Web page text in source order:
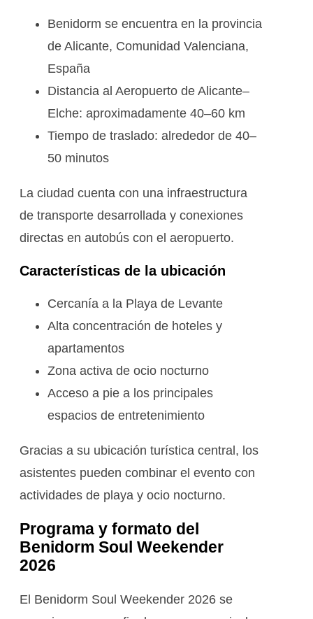
Benidorm se encuentra en la provincia
de Alicante, Comunidad Valenciana,
España
Distancia al Aeropuerto de Alicante–
Elche: aproximadamente 40–60 km
Tiempo de traslado: alrededor de 40–
50 minutos
La ciudad cuenta con una infraestructura
de transporte desarrollada y conexiones
directas en autobús con el aeropuerto.
Características de la ubicación
Cercanía a la Playa de Levante
Alta concentración de hoteles y
apartamentos
Zona activa de ocio nocturno
Acceso a pie a los principales
espacios de entretenimiento
Gracias a su ubicación turística central, los
asistentes pueden combinar el evento con
actividades de playa y ocio nocturno.
Programa y formato del
Benidorm Soul Weekender
2026
El Benidorm Soul Weekender 2026 se